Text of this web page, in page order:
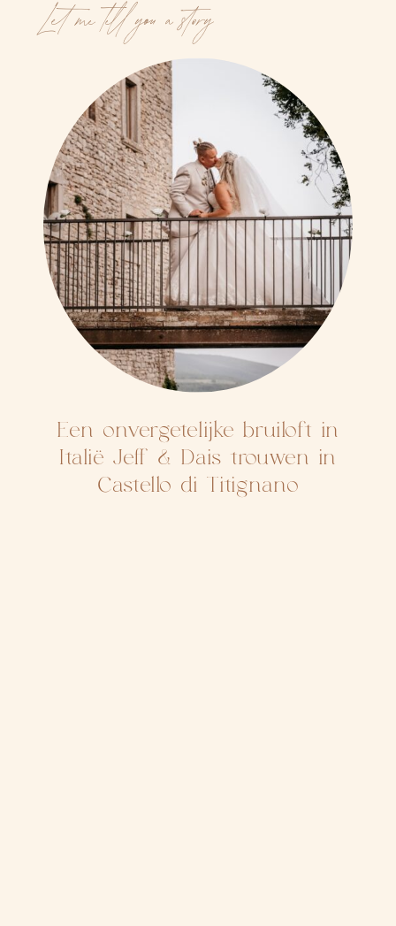
Een onvergetelijke bruiloft in
Italië Jeff & Dais trouwen in
Castello di Titignano
Let me tell you a story